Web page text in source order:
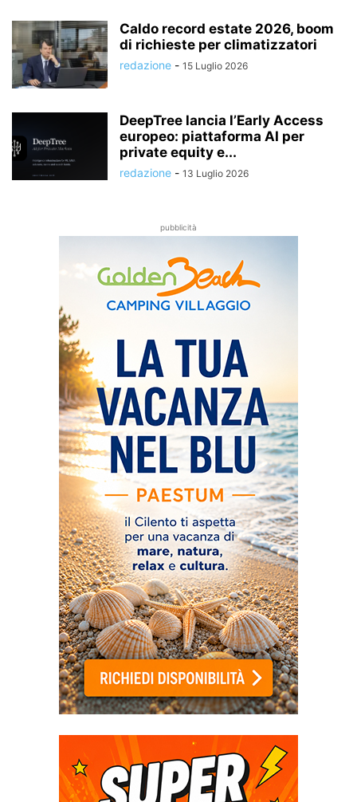
Caldo record estate 2026, boom
di richieste per climatizzatori
redazione - 15 Luglio 2026
DeepTree lancia l’Early Access
europeo: piattaforma AI per
private equity e...
redazione - 13 Luglio 2026
pubblicità